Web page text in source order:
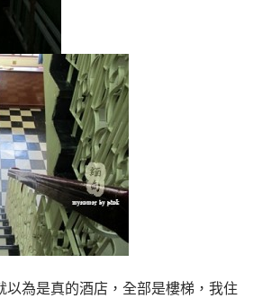
以為是真的酒店，全部是樓梯，我住